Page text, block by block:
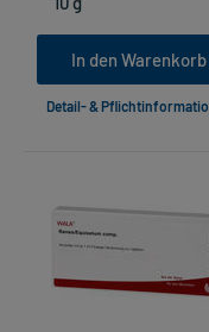
In den Warenkorb
Detail- &